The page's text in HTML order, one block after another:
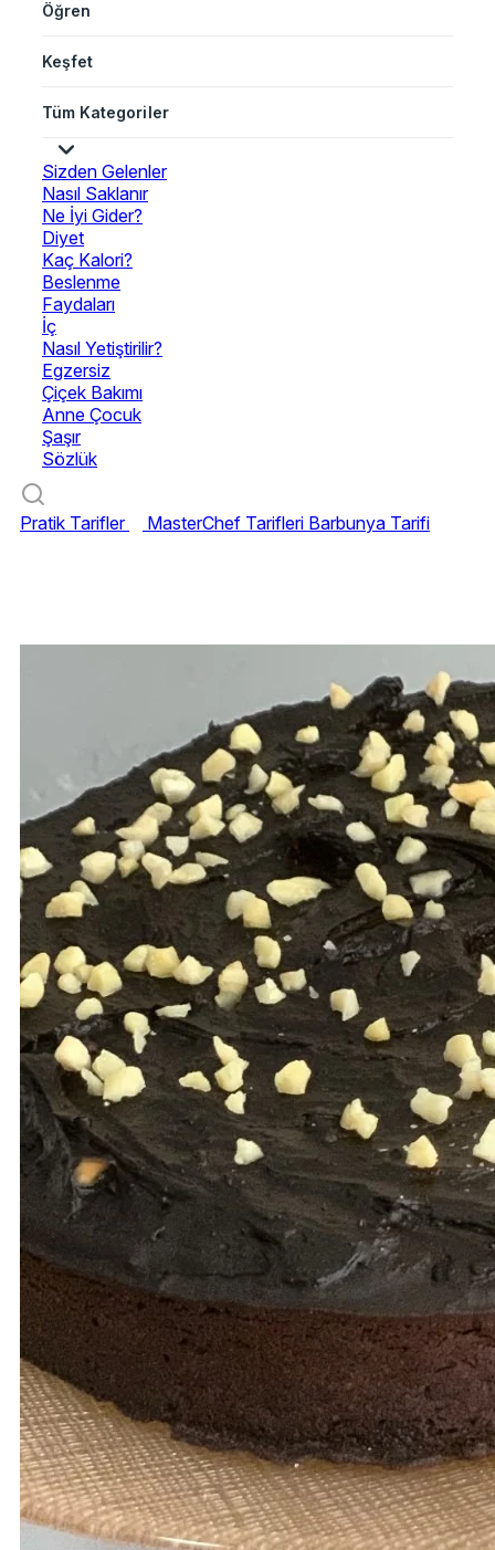
Öğren
Keşfet
Tüm Kategoriler
Sizden Gelenler
Nasıl Saklanır
Ne İyi Gider?
Diyet
Kaç Kalori?
Beslenme
Faydaları
İç
Nasıl Yetiştirilir?
Egzersiz
Çiçek Bakımı
Anne Çocuk
Şaşır
Sözlük
Pratik Tarifler MasterChef Tarifleri Barbunya Tarifi